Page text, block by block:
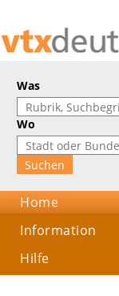
Was
Wo
Home
Information
Hilfe